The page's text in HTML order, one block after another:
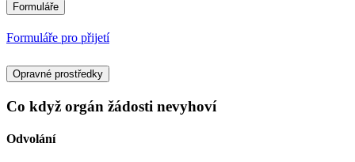
Formuláře
Formuláře pro přijetí
Opravné prostředky
Co když orgán žádosti nevyhoví
Odvolání